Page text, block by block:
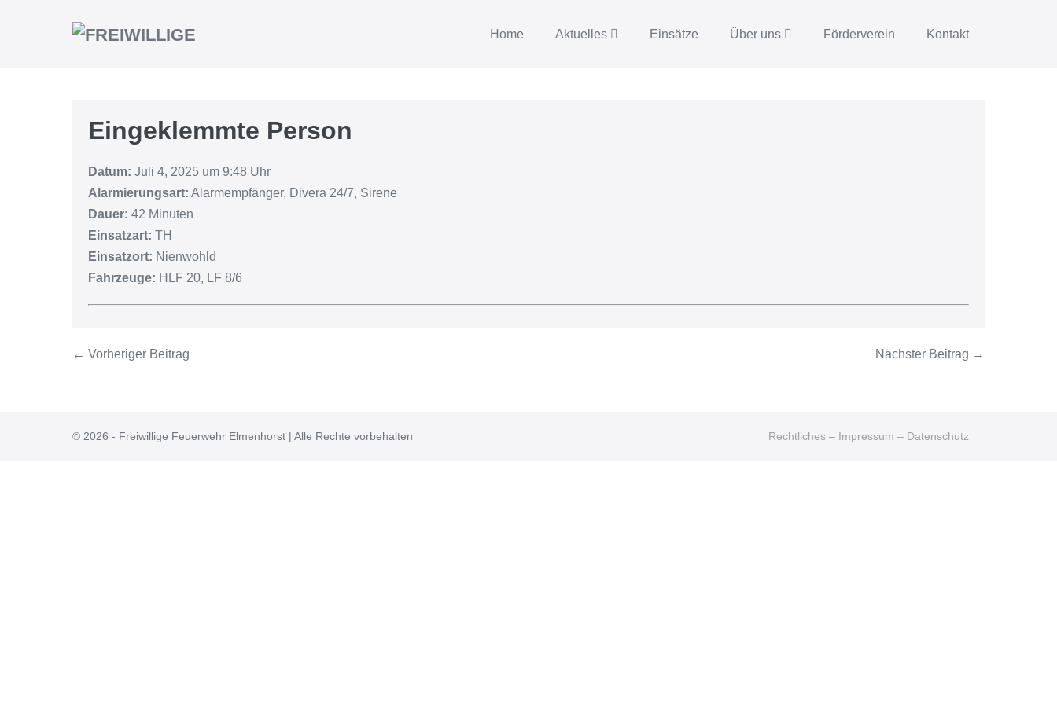
Home Aktuelles Einsätze Über uns Förderverein Kontakt
Eingeklemmte Person
Datum: Juli 4, 2025 um 9:48 Uhr
Alarmierungsart: Alarmempfänger, Divera 24/7, Sirene
Dauer: 42 Minuten
Einsatzart: TH
Einsatzort: Nienwohld
Fahrzeuge: HLF 20, LF 8/6
← Vorheriger Beitrag Nächster Beitrag →
© 2026 - Freiwillige Feuerwehr Elmenhorst | Alle Rechte vorbehalten Rechtliches – Impressum – Datenschutz